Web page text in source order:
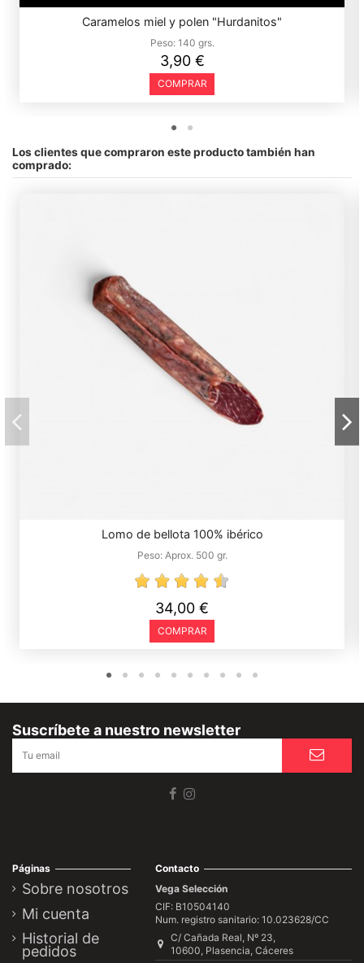
Caramelos miel y polen "Hurdanitos"
Peso: 140 grs.
3,90 €
COMPRAR
Los clientes que compraron este producto también han
comprado:
Lomo de bellota 100% ibérico
Peso: Aprox. 500 gr.
34,00 €
COMPRAR
Suscríbete a nuestro newsletter
Páginas
Sobre nosotros
Mi cuenta
Historial de
pedidos
Contacto
Vega Selección
CIF: B10504140
Num. registro sanitario: 10.023628/CC
C/ Cañada Real, Nº 23,
10600, Plasencia, Cáceres